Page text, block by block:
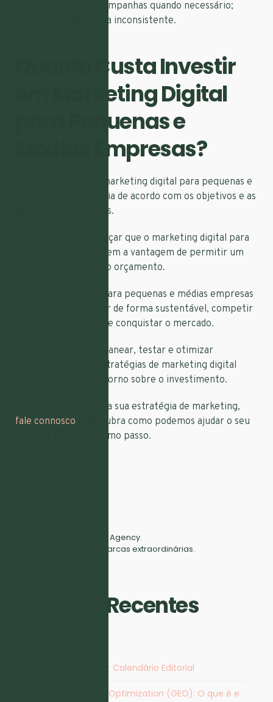
Não ajustar as campanhas quando necessário;
Publicar de forma inconsistente.
Quanto Custa Investir
em Marketing Digital
para Pequenas e
Médias Empresas?
O investimento em marketing digital para pequenas e
médias empresas varia de acordo com os objetivos e as
estratégias escolhidas.
No entanto, é de realçar que o marketing digital para
pequenos negócios tem a vantagem de permitir um
total controlo sobre o orçamento.
O marketing digital para pequenas e médias empresas
é crucial para crescer de forma sustentável, competir
com grandes marcas e conquistar o mercado.
O segredo está em planear, testar e otimizar
continuamente as estratégias de marketing digital
para maximizar o retorno sobre o investimento.
Se precisa de ajuda na sua estratégia de marketing,
fale connosco e descubra como podemos ajudar o seu
negócio a dar o próximo passo.
Full Digital Marketing Agency.
Fazemos crescer marcas extraordinárias.
Artigos Recentes
Vantagens de Criar Calendário Editorial
Generative Engine Optimization (GEO): O que é e